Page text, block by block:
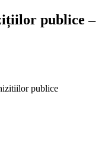
publice –
publice